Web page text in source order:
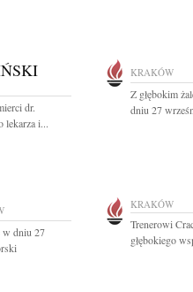
dr.
lekarza i...
KRAKÓW
Z głębokim
dniu 27
w dniu 27
KRAKÓW
Trenerowi
głębokiego